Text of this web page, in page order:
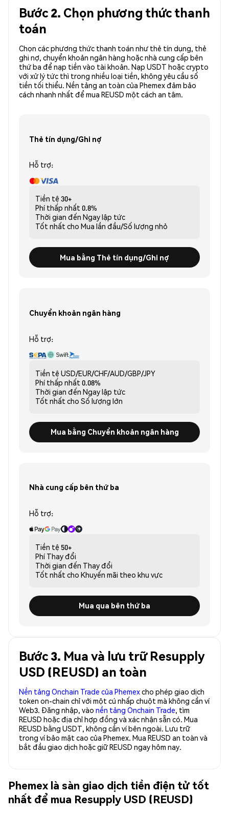
Bước 2. Chọn phương thức thanh
toán
Chọn các phương thức thanh toán như thẻ tín dụng, thẻ
ghi nợ, chuyển khoản ngân hàng hoặc nhà cung cấp bên
thứ ba để nạp tiền vào tài khoản. Nạp USDT hoặc crypto
với xử lý tức thì trong nhiều loại tiền, không yêu cầu số
tiền tối thiểu. Nền tảng an toàn của Phemex đảm bảo
cách nhanh nhất để mua REUSD một cách an tâm.
Thẻ tín dụng/Ghi nợ
Hỗ trợ:
Tiền tệ 30+
Phí thấp nhất 0.8%
Thời gian đến Ngay lập tức
Tốt nhất cho Mua lần đầu/Số lượng nhỏ
Mua bằng Thẻ tín dụng/Ghi nợ
Chuyển khoản ngân hàng
Hỗ trợ:
Tiền tệ USD/EUR/CHF/AUD/GBP/JPY
Phí thấp nhất 0.08%
Thời gian đến Ngay lập tức
Tốt nhất cho Số lượng lớn
Mua bằng Chuyển khoản ngân hàng
Nhà cung cấp bên thứ ba
Hỗ trợ:
Tiền tệ 50+
Phí Thay đổi
Thời gian đến Thay đổi
Tốt nhất cho Khuyến mãi theo khu vực
Mua qua bên thứ ba
Bước 3. Mua và lưu trữ Resupply
USD (REUSD) an toàn
Nền tảng Onchain Trade của Phemexcho phép giao dịch
token on-chain chỉ với một cú nhấp chuột mà không cần ví
Web3. Đăng nhập, vào nền tảng Onchain Trade, tìm
REUSD hoặc địa chỉ hợp đồng và xác nhận sẵn có. Mua
REUSD bằng USDT, không cần ví bên ngoài. Lưu trữ
trong ví bảo mật cao của Phemex. Mua REUSD an toàn và
bắt đầu giao dịch hoặc giữ REUSD ngay hôm nay.
Phemex là sàn giao dịch tiền điện tử tốt
nhất để mua Resupply USD (REUSD)